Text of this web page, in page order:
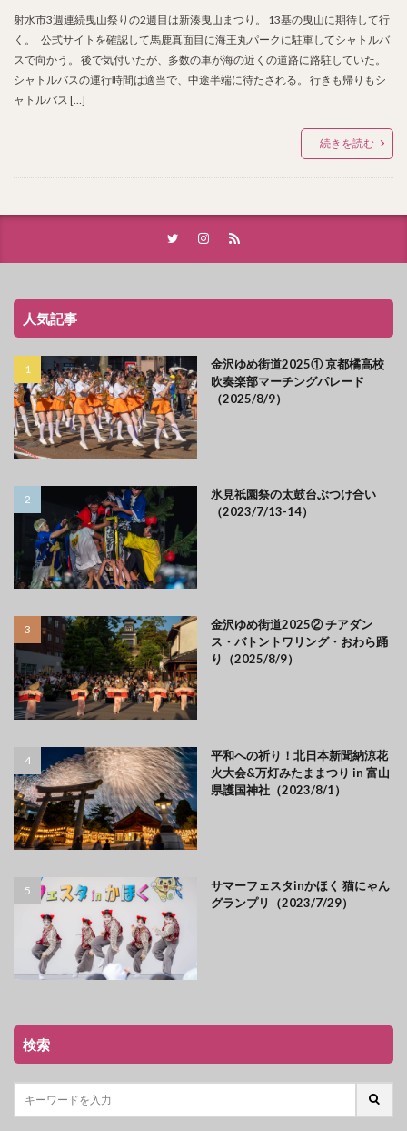
射水市3週連続曳山祭りの2週目は新湊曳山まつり。 13基の曳山に期待して行
く。 公式サイトを確認して馬鹿真面目に海王丸パークに駐車してシャトルバ
スで向かう。 後で気付いたが、多数の車が海の近くの道路に路駐していた。
シャトルバスの運行時間は適当で、中途半端に待たされる。 行きも帰りもシ
ャトルバス […]
続きを読む
人気記事
金沢ゆめ街道2025① 京都橘高校
吹奏楽部マーチングパレード
（2025/8/9）
氷見祇園祭の太鼓台ぶつけ合い
（2023/7/13-14）
金沢ゆめ街道2025② チアダン
ス・バトントワリング・おわら踊
り（2025/8/9）
平和への祈り！北日本新聞納涼花
火大会&万灯みたままつり in 富山
県護国神社（2023/8/1）
サマーフェスタinかほく 猫にゃん
グランプリ（2023/7/29）
検索